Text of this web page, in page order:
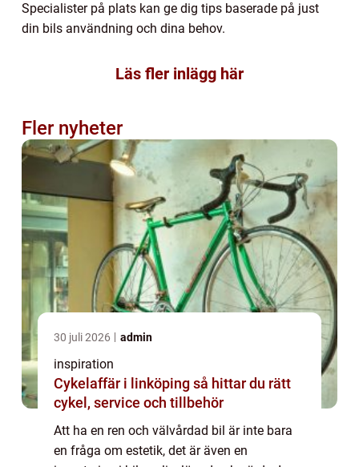
Specialister på plats kan ge dig tips baserade på just
din bils användning och dina behov.
Läs fler inlägg här
Fler nyheter
30 juli 2026 admin
inspiration
Cykelaffär i linköping så hittar du rätt
cykel, service och tillbehör
Att ha en ren och välvårdad bil är inte bara
en fråga om estetik, det är även en